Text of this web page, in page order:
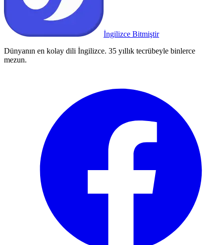
İngilizce Bitmiştir
Dünyanın en kolay dili İngilizce. 35 yıllık tecrübeyle binlerce
mezun.